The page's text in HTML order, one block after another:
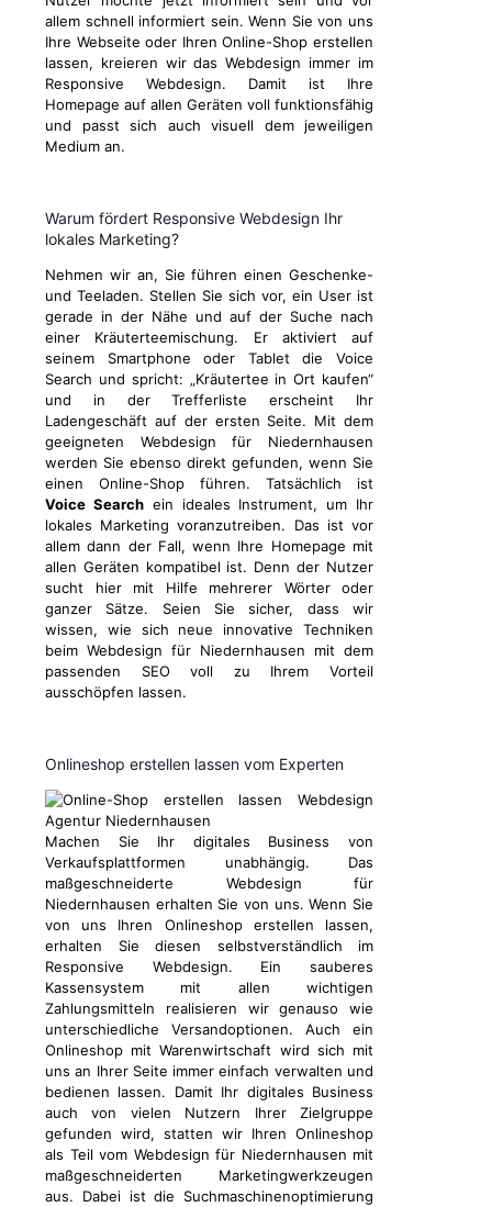
allem schnell informiert sein. Wenn Sie von uns
Ihre Webseite oder Ihren Online-Shop erstellen
lassen, kreieren wir das Webdesign immer im
Responsive Webdesign. Damit ist Ihre
Homepage auf allen Geräten voll funktionsfähig
und passt sich auch visuell dem jeweiligen
Medium an.
Warum fördert Responsive Webdesign Ihr
lokales Marketing?
Nehmen wir an, Sie führen einen Geschenke-
und Teeladen. Stellen Sie sich vor, ein User ist
gerade in der Nähe und auf der Suche nach
einer Kräuterteemischung. Er aktiviert auf
seinem Smartphone oder Tablet die Voice
Search und spricht: „Kräutertee in Ort kaufen“
und in der Trefferliste erscheint Ihr
Ladengeschäft auf der ersten Seite. Mit dem
geeigneten Webdesign für Niedernhausen
werden Sie ebenso direkt gefunden, wenn Sie
einen Online-Shop führen. Tatsächlich ist
Voice Searchein ideales Instrument, um Ihr
lokales Marketing voranzutreiben. Das ist vor
allem dann der Fall, wenn Ihre Homepage mit
allen Geräten kompatibel ist. Denn der Nutzer
sucht hier mit Hilfe mehrerer Wörter oder
ganzer Sätze. Seien Sie sicher, dass wir
wissen, wie sich neue innovative Techniken
beim Webdesign für Niedernhausen mit dem
passenden SEO voll zu Ihrem Vorteil
ausschöpfen lassen.
Onlineshop erstellen lassen vom Experten
Machen Sie Ihr digitales Business von
Verkaufsplattformen unabhängig. Das
maßgeschneiderte Webdesign für
Niedernhausen erhalten Sie von uns. Wenn Sie
von uns Ihren Onlineshop erstellen lassen,
erhalten Sie diesen selbstverständlich im
Responsive Webdesign. Ein sauberes
Kassensystem mit allen wichtigen
Zahlungsmitteln realisieren wir genauso wie
unterschiedliche Versandoptionen. Auch ein
Onlineshop mit Warenwirtschaft wird sich mit
uns an Ihrer Seite immer einfach verwalten und
bedienen lassen. Damit Ihr digitales Business
auch von vielen Nutzern Ihrer Zielgruppe
gefunden wird, statten wir Ihren Onlineshop
als Teil vom Webdesign für Niedernhausen mit
maßgeschneiderten Marketingwerkzeugen
aus. Dabei ist die Suchmaschinenoptimierung